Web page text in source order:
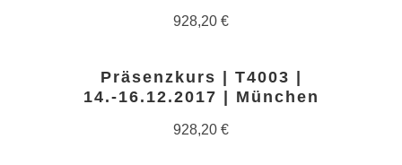
928,20 €
Präsenzkurs | T4003 |
14.-16.12.2017 | München
928,20 €